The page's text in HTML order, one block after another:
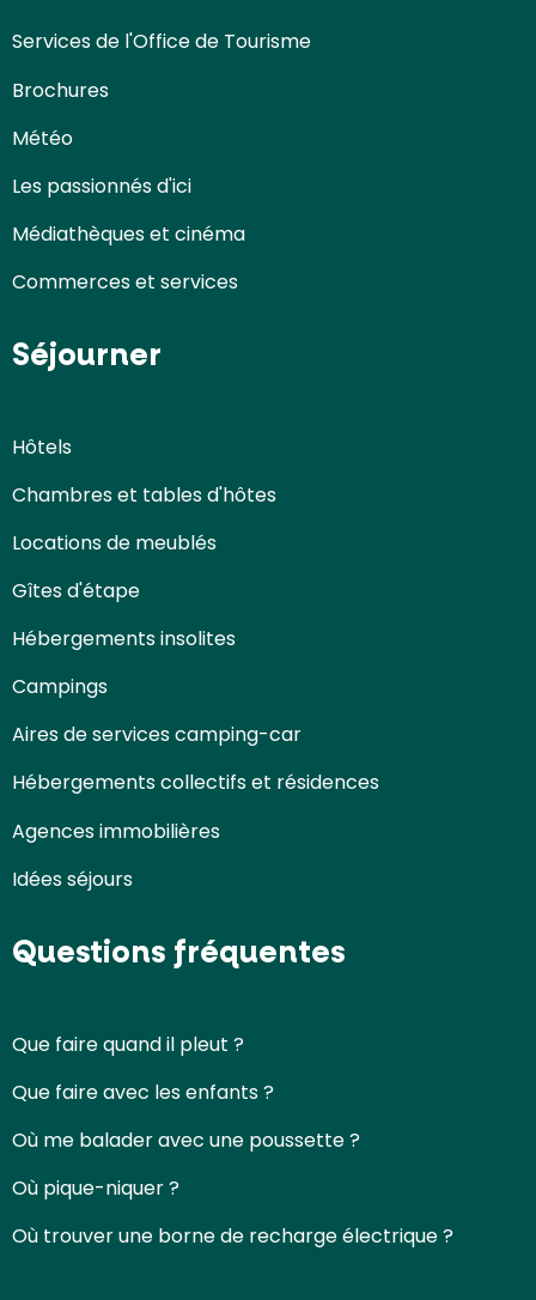
Services de l'Office de Tourisme
Brochures
Météo
Les passionnés d'ici
Médiathèques et cinéma
Commerces et services
Séjourner
Hôtels
Chambres et tables d'hôtes
Locations de meublés
Gîtes d'étape
Hébergements insolites
Campings
Aires de services camping-car
Hébergements collectifs et résidences
Agences immobilières
Idées séjours
Questions fréquentes
Que faire quand il pleut ?
Que faire avec les enfants ?
Où me balader avec une poussette ?
Où pique-niquer ?
Où trouver une borne de recharge électrique ?